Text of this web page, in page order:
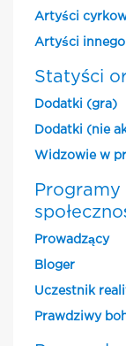
Artyści
Artyści
Statyści
Dodatki (gra)
Dodatki (nie
Widzowie w
Programy
Prowadzący
Bloger
Uczestnik
Prawdziwy